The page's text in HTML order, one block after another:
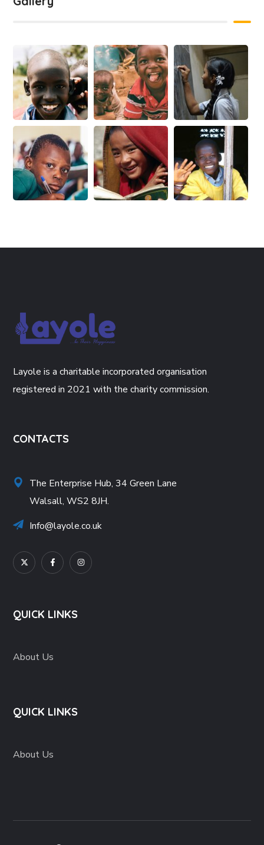
Layole is a charitable incorporated organisation
registered in 2021 with the charity commission.
CONTACTS
The Enterprise Hub, 34 Green Lane
Walsall, WS2 8JH.
Info@layole.co.uk
QUICK LINKS
About Us
QUICK LINKS
About Us